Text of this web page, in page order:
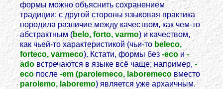
формы можно объяснить сохранением
традиции; с другой стороны языковая практика
породила различие между качеством, как чем-то
абстрактным (belo, forto, varmo) и качеством,
как чьей-то характеристикой (чьи-то beleco,
forteco, varmeco). Кстати, формы без-ecoи-
ado встречаются в языке всё чаще; например,-
eco после -em (parolemeco, laboremeco вместо
parolemo, laboremo) является уже архаичным.